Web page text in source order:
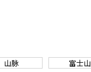
山脉
富士山